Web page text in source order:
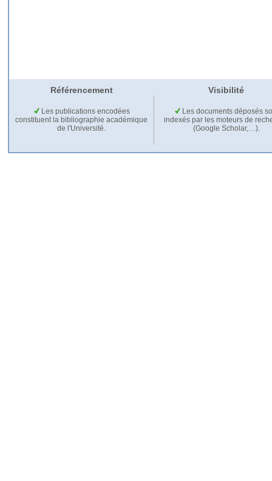
Référencement Visibilité
Les publications encodées
constituent la bibliographie académique
de l'Université.
Les documents déposés
indexés par les moteurs de
(Google Scholar,…).